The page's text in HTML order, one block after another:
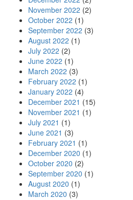
November 2022 (2)
October 2022 (1)
September 2022 (3)
August 2022 (1)
July 2022 (2)
June 2022 (1)
March 2022 (3)
February 2022 (1)
January 2022 (4)
December 2021 (15)
November 2021 (1)
July 2021 (1)
June 2021 (3)
February 2021 (1)
December 2020 (1)
October 2020 (2)
September 2020 (1)
August 2020 (1)
March 2020 (3)